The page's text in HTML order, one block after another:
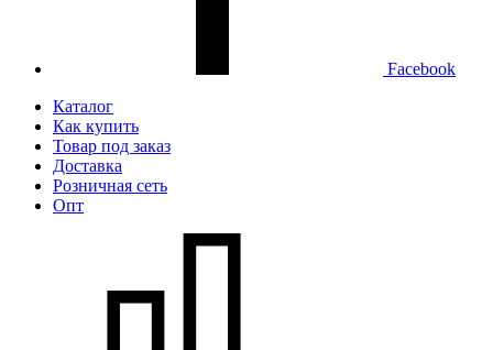
Facebook
Каталог
Как купить
Товар под заказ
Доставка
Розничная сеть
Опт